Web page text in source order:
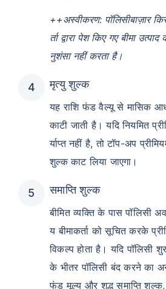
++अस्वीकरण: पॉलिसीबाज़ार
र्ता द्वारा पेश किए गए बीमा
नुशंसा नहीं करता है।
मृत्यु शुल्क
यह राशि फंड वैल्यू से मासिक
काटी जाती है। यदि नियमित
र्याप्त नहीं है, तो टॉप-अप
शुल्क काट लिया जाएगा।
समाप्ति शुल्क
बीमित व्यक्ति के पास पॉलिसी
य बीमाकर्ता को सूचित करके
विकल्प होता है। यदि पॉलिसी
के भीतर पॉलिसी बंद करने का
फंड मूल्य और शुद्ध समाप्ति